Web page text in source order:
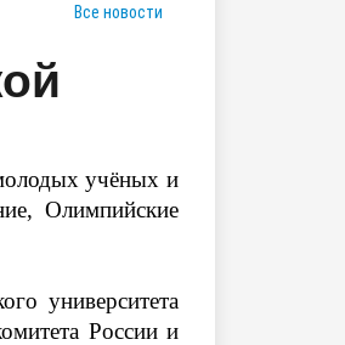
Все новости
учёных и
Олимпийские
университета
России и